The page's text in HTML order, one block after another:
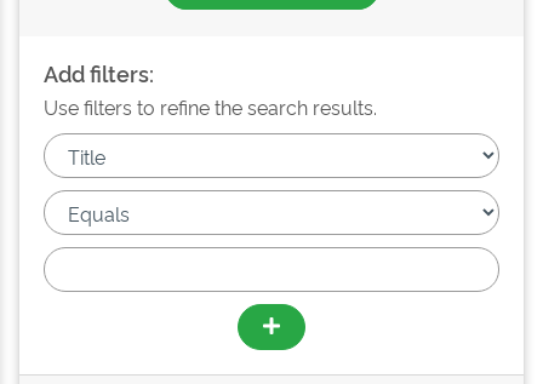
Add filters:
Use filters to refine the search results.